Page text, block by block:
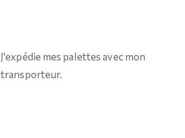
J'expédie mes palettes avec mon
transporteur.